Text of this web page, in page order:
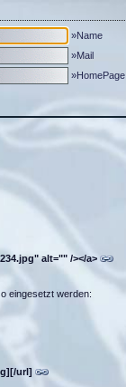
»Name
»Mail
»HomePage
alt="" /></a>
eingesetzt werden:
url]